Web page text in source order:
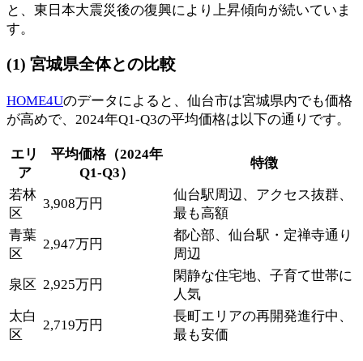
と、東日本大震災後の復興により上昇傾向が続いていま
す。
(1) 宮城県全体との比較
HOME4Uのデータによると、仙台市は宮城県内でも価格
が高めで、2024年Q1-Q3の平均価格は以下の通りです。
エリ
ア
平均価格（2024年
Q1-Q3）
特徴
若林
区
3,908万円
仙台駅周辺、アクセス抜群、
最も高額
青葉
区
2,947万円
都心部、仙台駅・定禅寺通り
周辺
泉区 2,925万円
閑静な住宅地、子育て世帯に
人気
太白
区
2,719万円
長町エリアの再開発進行中、
最も安価